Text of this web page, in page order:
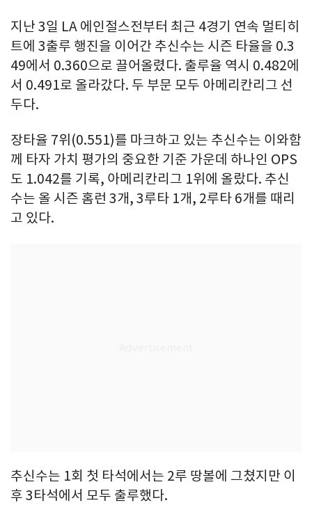
지난 3일 LA 에인절스전부터 최근 4경기 연속 멀티히
트에 3출루 행진을 이어간 추신수는 시즌 타율을 0.3
49에서 0.360으로 끌어올렸다. 출루율 역시 0.482에
서 0.491로 올라갔다. 두 부문 모두 아메리칸리그 선
두다.
장타율 7위(0.551)를 마크하고 있는 추신수는 이와함
께 타자 가치 평가의 중요한 기준 가운데 하나인 OPS
도 1.042를 기록, 아메리칸리그 1위에 올랐다. 추신
수는 올 시즌 홈런 3개, 3루타 1개, 2루타 6개를 때리
고 있다.
추신수는 1회 첫 타석에서는 2루 땅볼에 그쳤지만 이
후 3타석에서 모두 출루했다.